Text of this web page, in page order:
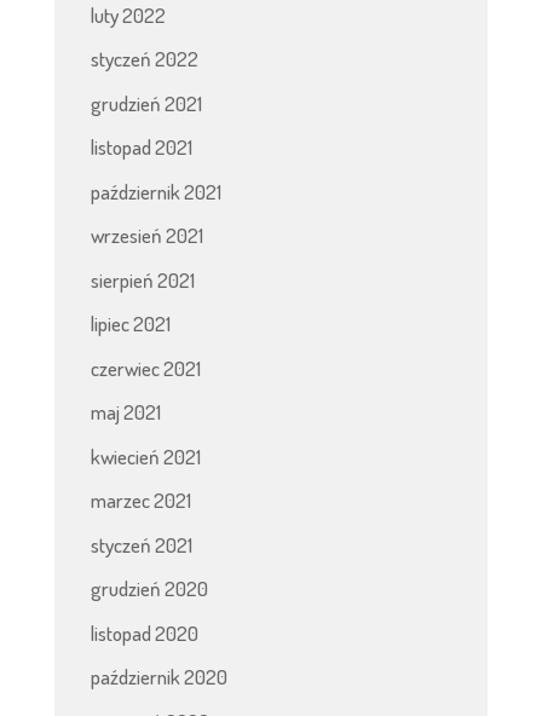
luty 2022
styczeń 2022
grudzień 2021
listopad 2021
październik 2021
wrzesień 2021
sierpień 2021
lipiec 2021
czerwiec 2021
maj 2021
kwiecień 2021
marzec 2021
styczeń 2021
grudzień 2020
listopad 2020
październik 2020